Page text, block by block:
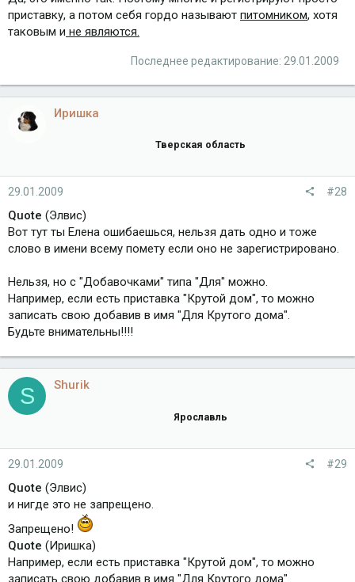
приставку, а потом себя гордо называют питомником, хотя
таковым и не являются.
Последнее редактирование: 29.01.2009
Иришка
Тверская область
29.01.2009 #28
Quote (Элвис)
Вот тут ты Елена ошибаешься, нельзя дать одно и тоже
слово в имени всему помету если оно не зарегистрировано.
Нельзя, но с "Добавочками" типа "Для" можно.
Например, если есть приставка "Крутой дом", то можно
записать свою добавив в имя "Для Крутого дома".
Будьте внимательны!!!!
S Shurik
Ярославль
29.01.2009 #29
Quote (Элвис)
и нигде это не запрещено.
Запрещено!
Quote (Иришка)
Например, если есть приставка "Крутой дом", то можно
записать свою добавив в имя "Для Крутого дома".